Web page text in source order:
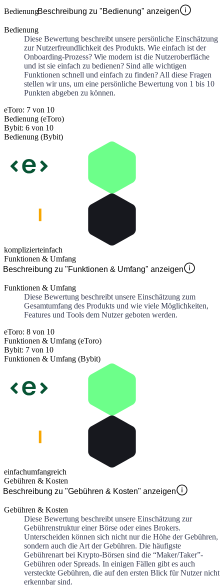
BedienungBeschreibung zu "Bedienung" anzeigen
Bedienung
Diese Bewertung beschreibt unsere persönliche Einschätzung
zur Nutzerfreundlichkeit des Produkts. Wie einfach ist der
Onboarding-Prozess? Wie modern ist die Nutzeroberfläche
und ist sie einfach zu bedienen? Sind alle wichtigen
Funktionen schnell und einfach zu finden? All diese Fragen
stellen wir uns, um eine persönliche Bewertung von 1 bis 10
Punkten abgeben zu können.
eToro: 7 von 10
Bedienung (eToro)
Bybit: 6 von 10
Bedienung (Bybit)
komplizierteinfach
Funktionen & Umfang
Beschreibung zu "Funktionen & Umfang" anzeigen
Funktionen & Umfang
Diese Bewertung beschreibt unsere Einschätzung zum
Gesamtumfang des Produkts und wie viele Möglichkeiten,
Features und Tools dem Nutzer geboten werden.
eToro: 8 von 10
Funktionen & Umfang (eToro)
Bybit: 7 von 10
Funktionen & Umfang (Bybit)
einfachumfangreich
Gebühren & Kosten
Beschreibung zu "Gebühren & Kosten" anzeigen
Gebühren & Kosten
Diese Bewertung beschreibt unsere Einschätzung zur
Gebührenstruktur einer Börse oder eines Brokers.
Unterscheiden können sich nicht nur die Höhe der Gebühren,
sondern auch die Art der Gebühren. Die häufigste
Gebührenart bei Krypto-Börsen sind die “Maker/Taker”-
Gebühren oder Spreads. In einigen Fällen gibt es auch
versteckte Gebühren, die auf den ersten Blick für Nutzer nicht
erkennbar sind.